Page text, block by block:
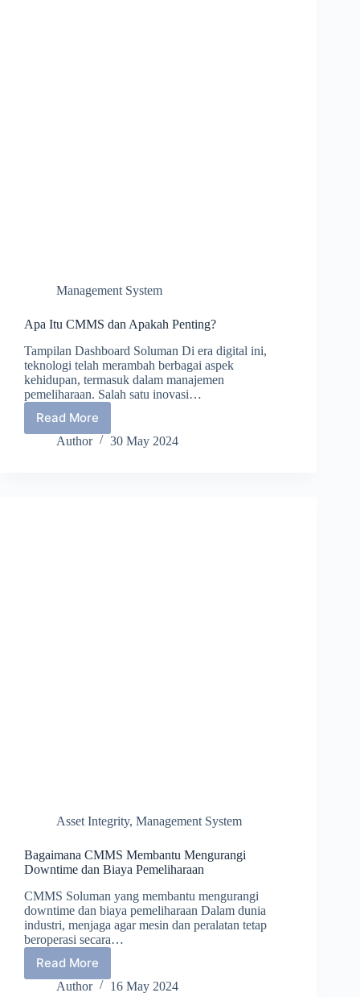
Management System
Apa Itu CMMS dan Apakah Penting?
Tampilan Dashboard Soluman Di era digital ini,
teknologi telah merambah berbagai aspek
kehidupan, termasuk dalam manajemen
pemeliharaan. Salah satu inovasi…
Read More
Apa
Itu
Author 30 May 2024
Asset Integrity, Management System
Bagaimana CMMS Membantu Mengurangi
Downtime dan Biaya Pemeliharaan
CMMS Soluman yang membantu mengurangi
downtime dan biaya pemeliharaan Dalam dunia
industri, menjaga agar mesin dan peralatan tetap
beroperasi secara…
Read MoreBagaimana
CMMS
Author 16 May 2024